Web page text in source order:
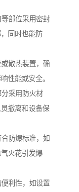
部位采用密封
同时也能防
散热装置，确
性能或安全。
采用防火材
撤离和设备保
防爆标准，如
火花引发爆
利性，如设置